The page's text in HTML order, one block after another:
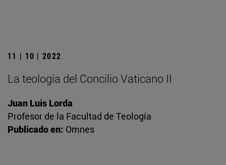
11 | 10 | 2022
La teología del Concilio Vaticano II
Juan Luis Lorda
Profesor de la Facultad de Teología
Publicado en: Omnes